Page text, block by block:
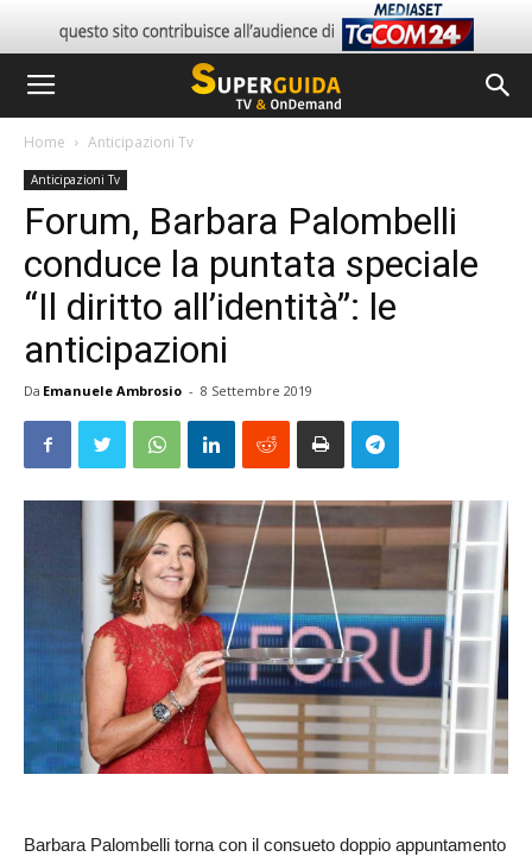
Home Anticipazioni Tv
Anticipazioni Tv
Forum, Barbara Palombelli
conduce la puntata speciale
“Il diritto all’identità”: le
anticipazioni
Da Emanuele Ambrosio - 8 Settembre 2019
Barbara Palombelli torna con il consueto doppio appuntamento